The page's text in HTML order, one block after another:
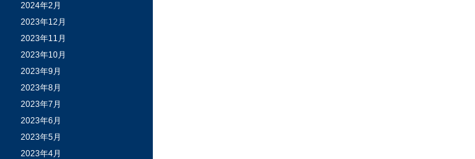
2024年2月
2023年12月
2023年11月
2023年10月
2023年9月
2023年8月
2023年7月
2023年6月
2023年5月
2023年4月